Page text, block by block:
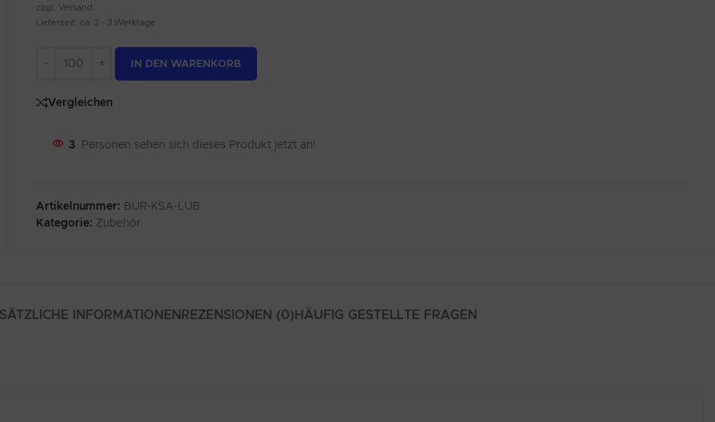
zzgl. Versand
Lieferzeit: ca. 2 - 3 Werktage
IN DEN WARENKORB
Vergleichen
3 Personen sehen sich dieses Produkt jetzt an!
Artikelnummer: BUR-KSA-LUB
Kategorie: Zubehör
INFORMATIONEN REZENSIONEN (0) HÄUFIG GESTELLTE FRAGEN